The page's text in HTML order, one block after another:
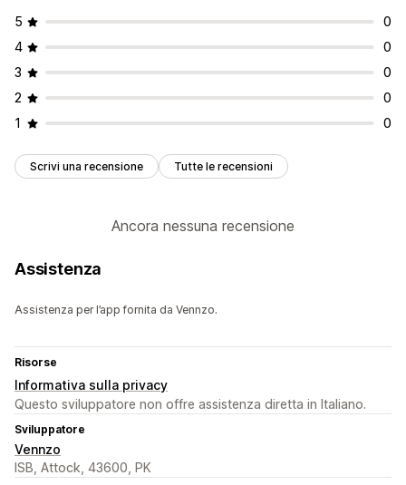
5
0
4
0
3
0
2
0
1
0
Scrivi una recensione Tutte le recensioni
Ancora nessuna recensione
Assistenza
Assistenza per l’app fornita da Vennzo.
Risorse
Informativa sulla privacy
Questo sviluppatore non offre assistenza diretta in Italiano.
Sviluppatore
Vennzo
ISB, Attock, 43600, PK